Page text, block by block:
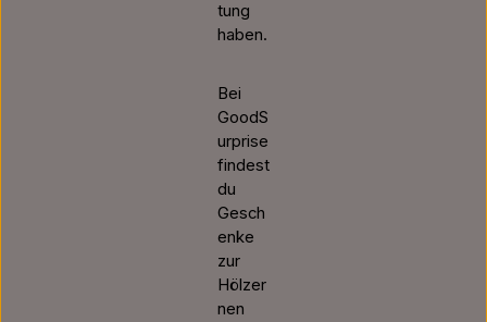
tung
haben.
Bei
GoodS
urprise
findest
du
Gesch
enke
zur
Hölzer
nen